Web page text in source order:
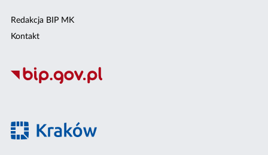
Redakcja BIP MK
Kontakt